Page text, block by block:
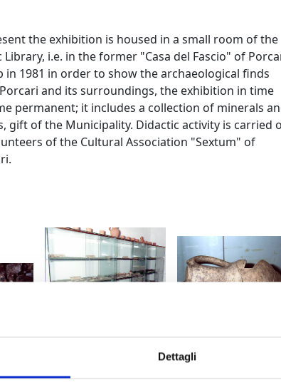
Dettagli
Porcarithe exhibition is housed in a small room of the
Library, i.e. in the former "Casa del Fascio" of
in 1981 in order to show the archaeological finds
and its surroundings, the exhibition in time
permanent; it includes a collection of minerals
gift of the Municipality. Didactic activity is carried
of the Cultural Association "Sextum" of
facciata
Porcari, collezione di minerali
Porcari, vetrine con
olle e punta di lancia in ferro